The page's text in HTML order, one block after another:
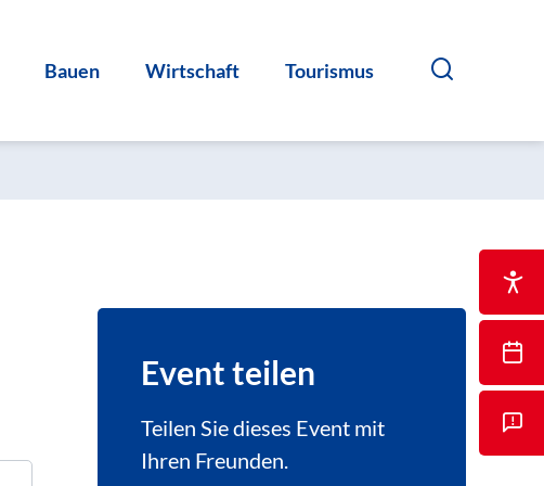
Bauen Wirtschaft Tourismus
Event teilen
Teilen Sie dieses Event mit
Ihren Freunden.